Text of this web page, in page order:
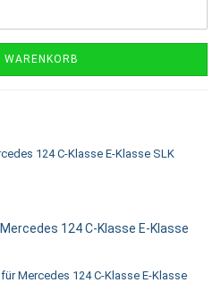
WARENKORB
124 C-Klasse E-Klasse
Mercedes 124 C-Klasse E-Klasse